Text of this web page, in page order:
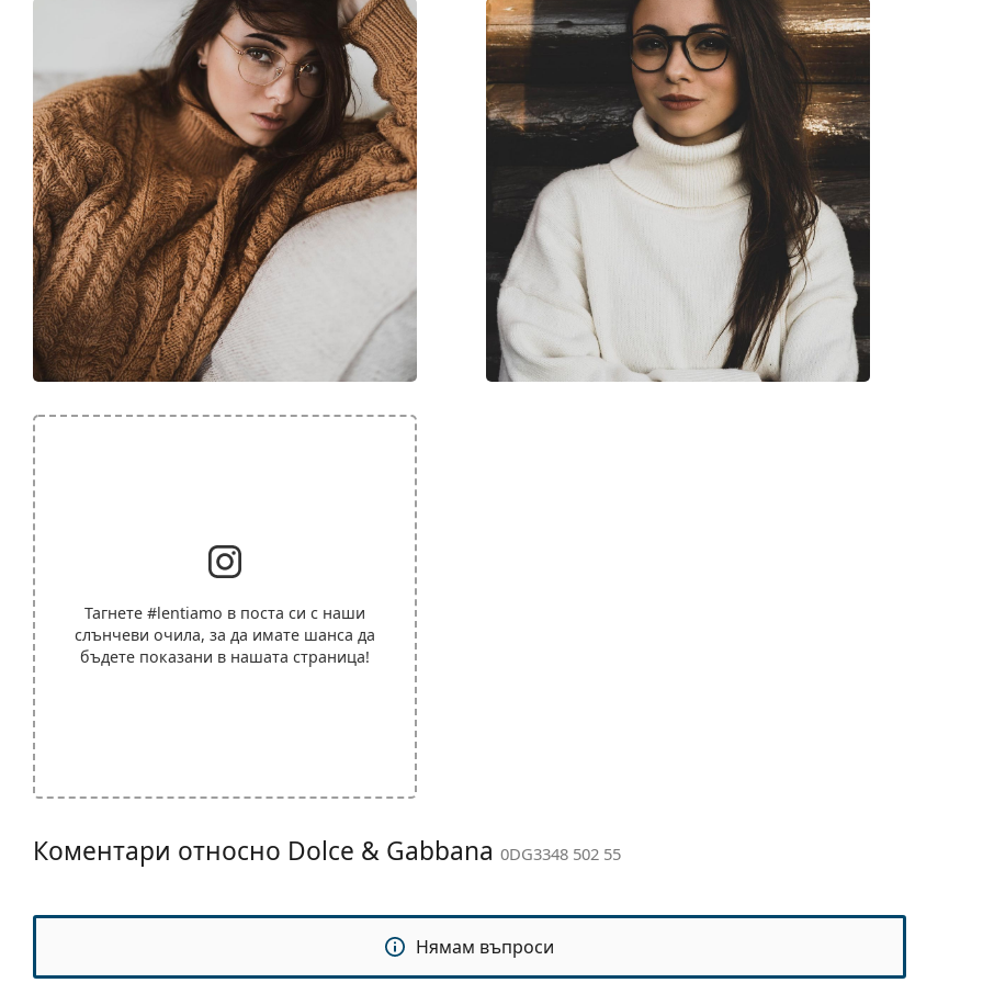
Тагнете #lentiamo в поста си с наши
слънчеви очила, за да имате шанса да
бъдете показани в нашата страница!
Коментари относно Dolce & Gabbana 0DG3348 502 55
Нямам въпроси